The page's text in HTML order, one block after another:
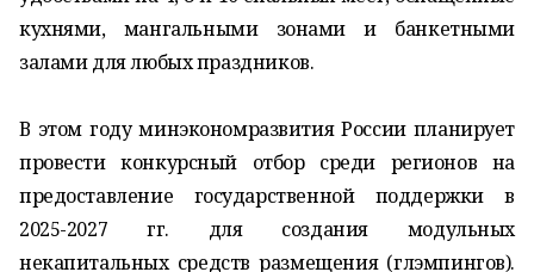
кухнями, мангальными зонами и банкетными
залами для любых праздников.
В этом году минэкономразвития России планирует
провести конкурсный отбор среди регионов на
предоставление государственной поддержки в
2025-2027 гг. для создания модульных
некапитальных средств размещения (глэмпингов).